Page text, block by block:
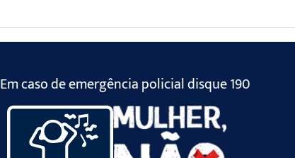
Em caso de emergência policial disque 190